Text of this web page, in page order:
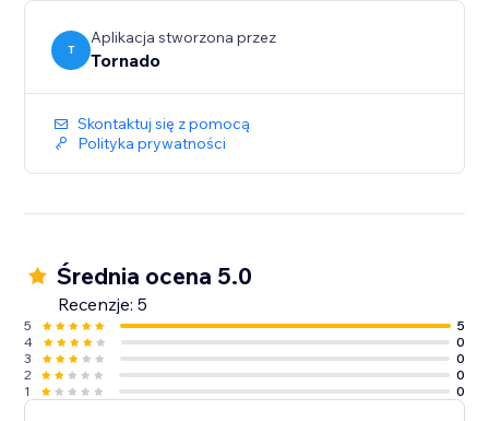
T
Aplikacja stworzona przez
Tornado
Skontaktuj się z pomocą
Polityka prywatności
Średnia ocena 5.0
Recenzje: 5
5
5
4
0
3
0
2
0
1
0